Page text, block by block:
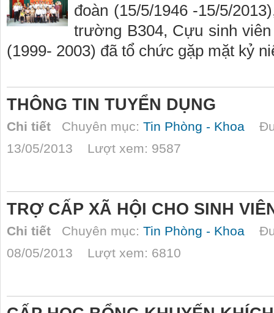
đoàn (15/5/1946 -15/5/
trường B304, Cựu sinh
(1999- 2003) đã tổ chức gặp mặt kỷ
THÔNG TIN TUYỂN DỤNG
Chi tiết Chuyên mục: Tin Phòng - Khoa
13/05/2013 Lượt xem: 9587
TRỢ CẤP XÃ HỘI CHO SINH
Chi tiết Chuyên mục: Tin Phòng - Khoa
08/05/2013 Lượt xem: 6810